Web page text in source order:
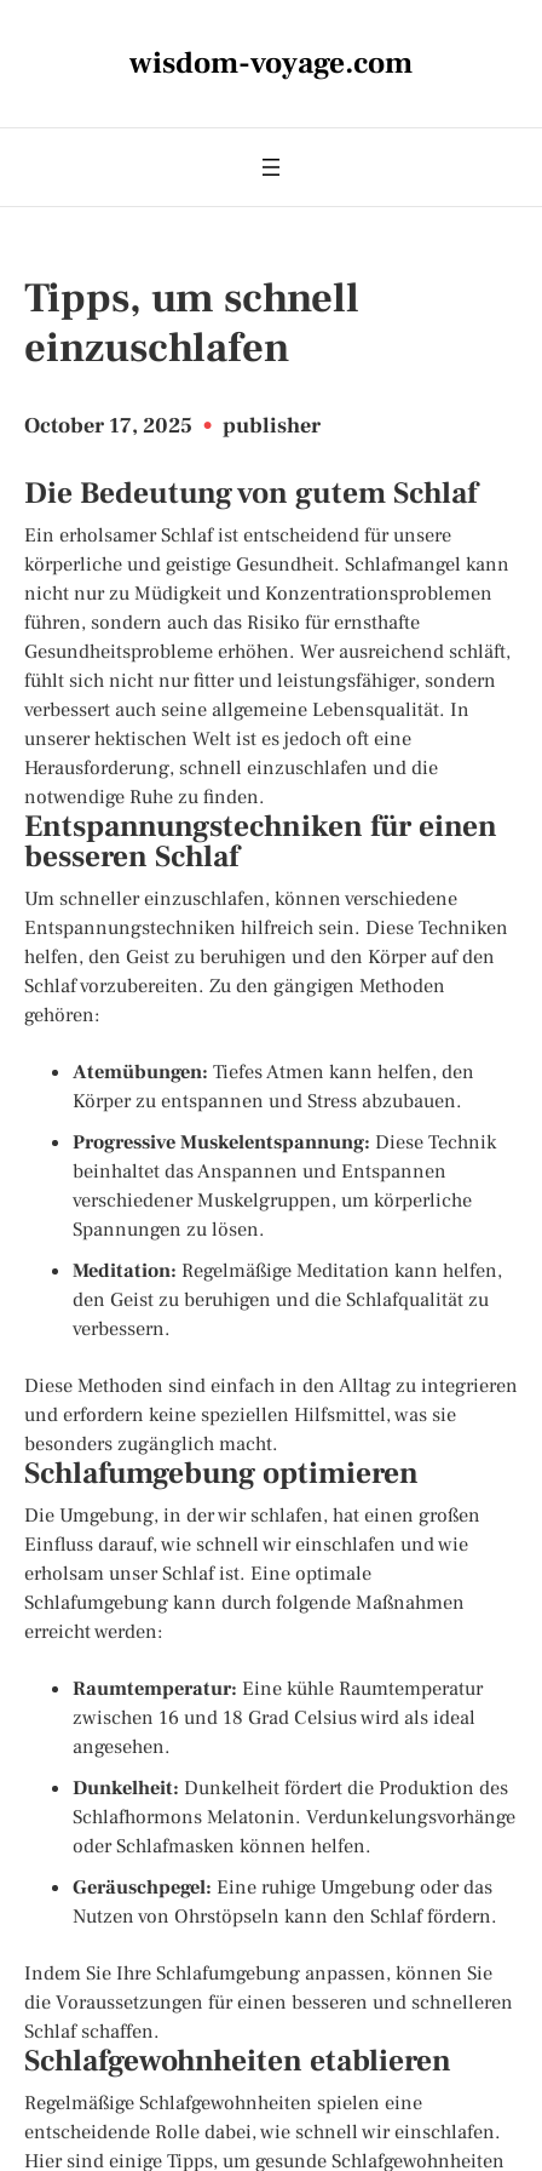
wisdom-voyage.com
Tipps, um schnell
einzuschlafen
October 17, 2025 • publisher
Die Bedeutung von gutem Schlaf
Ein erholsamer Schlaf ist entscheidend für unsere
körperliche und geistige Gesundheit. Schlafmangel kann
nicht nur zu Müdigkeit und Konzentrationsproblemen
führen, sondern auch das Risiko für ernsthafte
Gesundheitsprobleme erhöhen. Wer ausreichend schläft,
fühlt sich nicht nur fitter und leistungsfähiger, sondern
verbessert auch seine allgemeine Lebensqualität. In
unserer hektischen Welt ist es jedoch oft eine
Herausforderung, schnell einzuschlafen und die
notwendige Ruhe zu finden.
Entspannungstechniken für einen
besseren Schlaf
Um schneller einzuschlafen, können verschiedene
Entspannungstechniken hilfreich sein. Diese Techniken
helfen, den Geist zu beruhigen und den Körper auf den
Schlaf vorzubereiten. Zu den gängigen Methoden
gehören:
Atemübungen: Tiefes Atmen kann helfen, den
Körper zu entspannen und Stress abzubauen.
Progressive Muskelentspannung: Diese Technik
beinhaltet das Anspannen und Entspannen
verschiedener Muskelgruppen, um körperliche
Spannungen zu lösen.
Meditation: Regelmäßige Meditation kann helfen,
den Geist zu beruhigen und die Schlafqualität zu
verbessern.
Diese Methoden sind einfach in den Alltag zu integrieren
und erfordern keine speziellen Hilfsmittel, was sie
besonders zugänglich macht.
Schlafumgebung optimieren
Die Umgebung, in der wir schlafen, hat einen großen
Einfluss darauf, wie schnell wir einschlafen und wie
erholsam unser Schlaf ist. Eine optimale
Schlafumgebung kann durch folgende Maßnahmen
erreicht werden:
Raumtemperatur: Eine kühle Raumtemperatur
zwischen 16 und 18 Grad Celsius wird als ideal
angesehen.
Dunkelheit: Dunkelheit fördert die Produktion des
Schlafhormons Melatonin. Verdunkelungsvorhänge
oder Schlafmasken können helfen.
Geräuschpegel: Eine ruhige Umgebung oder das
Nutzen von Ohrstöpseln kann den Schlaf fördern.
Indem Sie Ihre Schlafumgebung anpassen, können Sie
die Voraussetzungen für einen besseren und schnelleren
Schlaf schaffen.
Schlafgewohnheiten etablieren
Regelmäßige Schlafgewohnheiten spielen eine
entscheidende Rolle dabei, wie schnell wir einschlafen.
Hier sind einige Tipps, um gesunde Schlafgewohnheiten